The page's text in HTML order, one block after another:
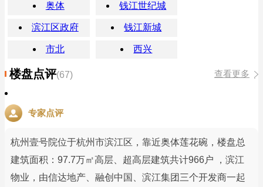
奥体 钱江世纪城
滨江区政府 钱江新城
市北 西兴
楼盘点评(67) 查看更多
专家点评
杭州壹号院位于杭州市滨江区，靠近奥体莲花碗，楼盘总
建筑面积：97.7万㎡高层、超高层建筑共计966户 ，滨江
物业，由信达地产、融创中国、滨江集团三个开发商一起